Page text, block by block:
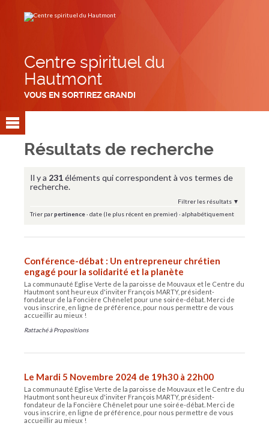
contenu.
Centre spirituel du
Hautmont
VOUS EN SORTIREZ GRANDI
Résultats de recherche
Il y a 231éléments qui correspondent à vos termes de
recherche.
Filtrer les résultats
Trier parpertinence· date (le plus récent en premier) · alphabétiquement
Conférence-débat : Un entrepreneur chrétien
engagé pour la solidarité et la planète
La communauté Eglise Verte de la paroisse de Mouvaux et le Centre du
Hautmont sont heureux d'inviter François MARTY, président-
fondateur de la Foncière Chênelet pour une soirée-débat. Merci de
vous inscrire, en ligne de préférence, pour nous permettre de vous
accueillir au mieux !
Rattaché à Propositions
Le Mardi 5 Novembre 2024 de 19h30 à 22h00
La communauté Eglise Verte de la paroisse de Mouvaux et le Centre du
Hautmont sont heureux d'inviter François MARTY, président-
fondateur de la Foncière Chênelet pour une soirée-débat. Merci de
vous inscrire, en ligne de préférence, pour nous permettre de vous
accueillir au mieux !